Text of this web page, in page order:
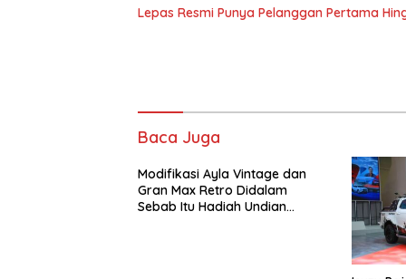
Lepas Resmi Punya Pelanggan Pertama
Baca Juga
Modifikasi Ayla Vintage dan
Gran Max Retro Didalam
Sebab Itu Hadiah Undian